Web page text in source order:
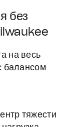
без
на весь
балансом
тяжести